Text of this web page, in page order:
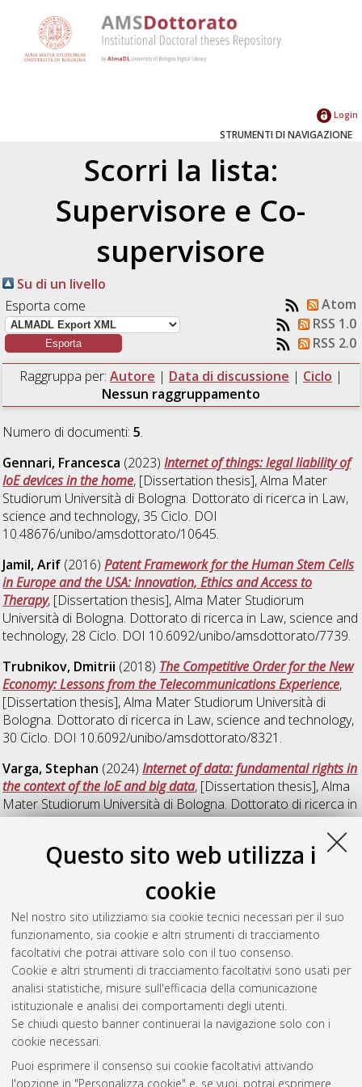
Questo sito web utilizza i
cookie
Nel nostro sito utilizziamo sia cookie tecnici necessari per il suo
funzionamento, sia cookie e altri strumenti di tracciamento
facoltativi che potrai attivare solo con il tuo consenso.
Cookie e altri strumenti di tracciamento facoltativi sono usati per
analisi statistiche, misure sull'efficacia della comunicazione
istituzionale e analisi dei comportamenti degli utenti.
Se chiudi questo banner continuerai la navigazione solo con i
cookie necessari.
Puoi esprimere il consenso sui cookie facoltativi attivando
l'opzione in "Personalizza cookie" e, se vuoi, potrai esprimere
Login
STRUMENTI DI NAVIGAZIONE
Scorri la lista:
Supervisore e Co-
supervisore
Su di un livello
Esporta come
Atom
RSS 1.0
RSS 2.0
Raggruppa per: Autore | Data di discussione | Ciclo |
Nessun raggruppamento
Numero di documenti:5.
Gennari, Francesca (2023)Internet of things: legal liability of
IoE devices in the home, [Dissertation thesis], Alma Mater
Studiorum Università di Bologna. Dottorato di ricerca in Law,
science and technology, 35 Ciclo. DOI
10.48676/unibo/amsdottorato/10645.
Jamil, Arif (2016)Patent Framework for the Human Stem Cells
in Europe and the USA: Innovation, Ethics and Access to
Therapy, [Dissertation thesis], Alma Mater Studiorum
Università di Bologna. Dottorato di ricerca in Law, science and
technology, 28 Ciclo. DOI 10.6092/unibo/amsdottorato/7739.
Trubnikov, Dmitrii (2018) The Competitive Order for the New
Economy: Lessons from the Telecommunications Experience,
[Dissertation thesis], Alma Mater Studiorum Università di
Bologna. Dottorato di ricerca in Law, science and technology,
30 Ciclo. DOI 10.6092/unibo/amsdottorato/8321.
Varga, Stephan (2024)Internet of data: fundamental rights in
the context of the IoE and big data, [Dissertation thesis], Alma
Mater Studiorum Università di Bologna. Dottorato di ricerca in
Law, science and technology, 35 Ciclo. DOI
Xu, Cong(2016) Toward An Optimal DRM Regulatory Model in
China: An Analysis of the U.S, Europe and China
thesis], Alma Mater Studiorum Università di Bologna.
Dottorato di ricerca inLaw, science and technology, 28 Ciclo.
DOI 10.6092/unibo/amsdottorato/7686.
Questa lista e' stata generata il Thu Aug 6 20:46:59 2026
Atom
Rss 1.0